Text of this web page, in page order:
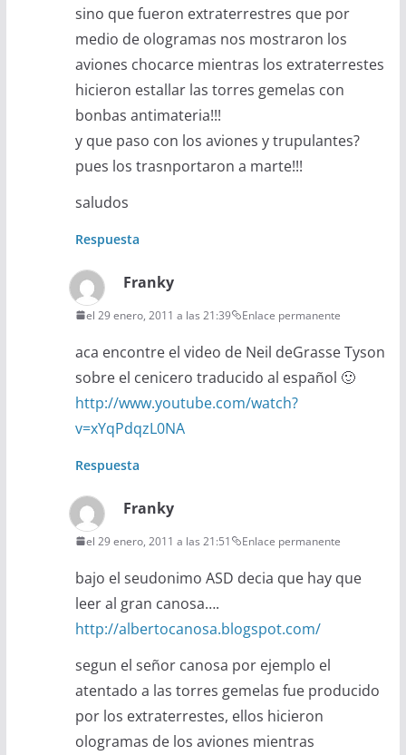
sino que fueron extraterrestres que por
medio de ologramas nos mostraron los
aviones chocarce mientras los extraterrestes
hicieron estallar las torres gemelas con
bonbas antimateria!!!
y que paso con los aviones y trupulantes?
pues los trasnportaron a marte!!!
saludos
Respuesta
Franky
el 29 enero, 2011 a las 21:39 Enlace permanente
aca encontre el video de Neil deGrasse Tyson
sobre el cenicero traducido al español 🙂
http://www.youtube.com/watch?
v=xYqPdqzL0NA
Respuesta
Franky
el 29 enero, 2011 a las 21:51 Enlace permanente
bajo el seudonimo ASD decia que hay que
leer al gran canosa….
http://albertocanosa.blogspot.com/
segun el señor canosa por ejemplo el
atentado a las torres gemelas fue producido
por los extraterrestes, ellos hicieron
ologramas de los aviones mientras